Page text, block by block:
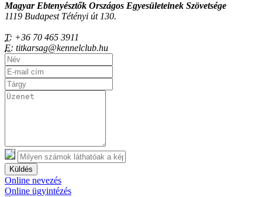
Magyar Ebtenyésztők Országos Egyesületeinek Szövetsége
1119 Budapest Tétényi út 130.
T: +36 70 465 3911
E: titkarsag@kennelclub.hu
Küldés
Online nevezés
Online ügyintézés